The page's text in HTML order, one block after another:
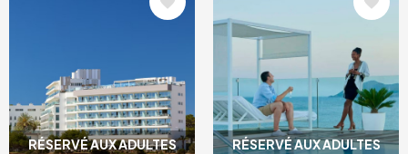
RÉSERVÉ AUX ADULTES
RÉSERVÉ AUX ADULTES